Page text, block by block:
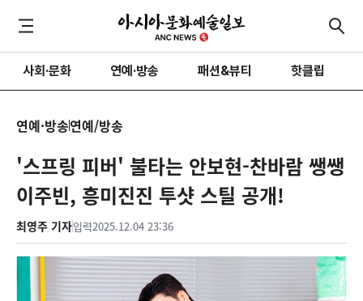
사회·문화 연예·방송 패션&뷰티 핫클립
연예·방송연예/방송
'스프링 피버' 불타는 안보현-찬바람 쌩쌩
이주빈, 흥미진진 투샷 스틸 공개!
최영주 기자입력2025.12.04 23:36